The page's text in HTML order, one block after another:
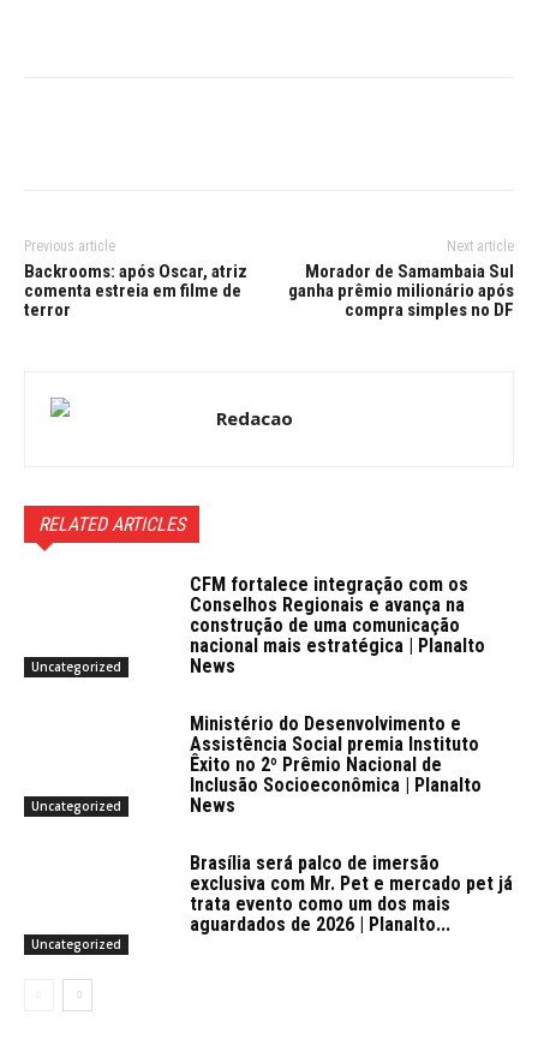
Previous article
Backrooms: após Oscar, atriz
comenta estreia em filme de
terror
Next article
Morador de Samambaia Sul
ganha prêmio milionário após
compra simples no DF
Redacao
RELATED ARTICLES
Uncategorized
CFM fortalece integração com os
Conselhos Regionais e avança na
construção de uma comunicação
nacional mais estratégica | Planalto
News
Uncategorized
Ministério do Desenvolvimento e
Assistência Social premia Instituto
Êxito no 2º Prêmio Nacional de
Inclusão Socioeconômica | Planalto
News
Uncategorized
Brasília será palco de imersão
exclusiva com Mr. Pet e mercado pet já
trata evento como um dos mais
aguardados de 2026 | Planalto...